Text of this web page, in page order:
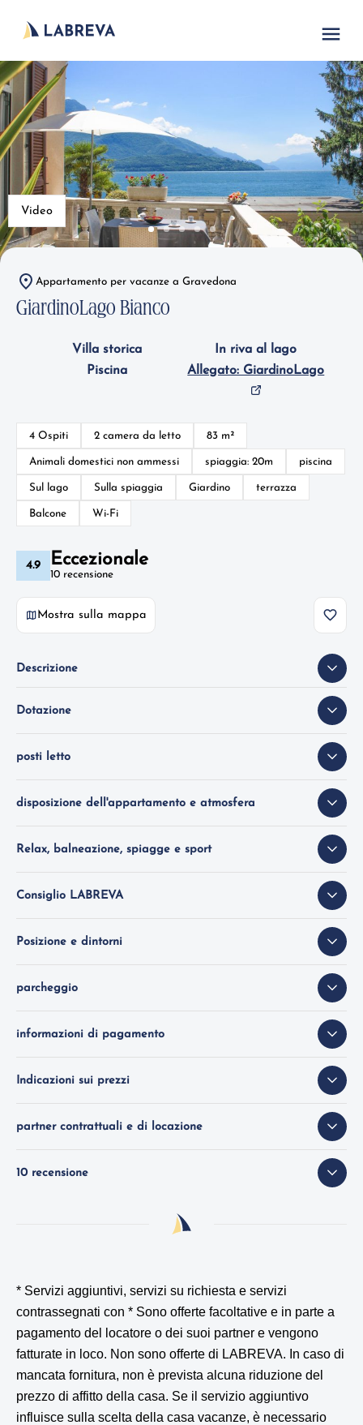
Video
Appartamento per vacanze a Gravedona
GiardinoLago Bianco
Villa storica
In riva al lago
Piscina
Allegato: GiardinoLago
4 Ospiti 2 camera da letto 83 m²
Animali domestici non ammessi spiaggia: 20m piscina
Sul lago Sulla spiaggia Giardino terrazza
Balcone Wi-Fi
4.9 Eccezionale
10 recensione
Mostra sulla mappa
Descrizione
Dotazione
posti letto
disposizione dell'appartamento e atmosfera
Relax, balneazione, spiagge e sport
Consiglio LABREVA
Posizione e dintorni
parcheggio
informazioni di pagamento
Indicazioni sui prezzi
partner contrattuali e di locazione
10 recensione
* Servizi aggiuntivi, servizi su richiesta e servizi
contrassegnati con * Sono offerte facoltative e in parte a
pagamento del locatore o dei suoi partner e vengono
fatturate in loco. Non sono offerte di LABREVA. In caso di
mancata fornitura, non è prevista alcuna riduzione del
prezzo di affitto della casa. Se il servizio aggiuntivo
influisce sulla scelta della casa vacanze, è necessario